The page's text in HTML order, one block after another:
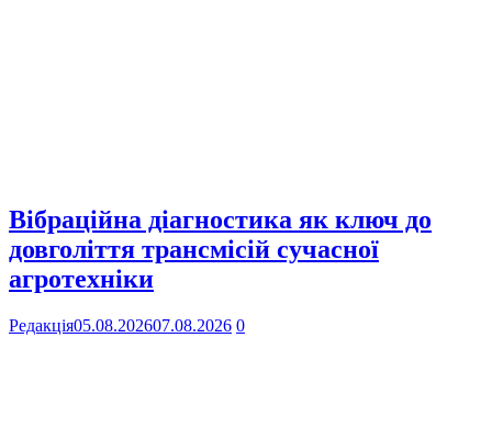
Вібраційна діагностика як ключ до
довголіття трансмісій сучасної
агротехніки
Редакція05.08.202607.08.2026 0